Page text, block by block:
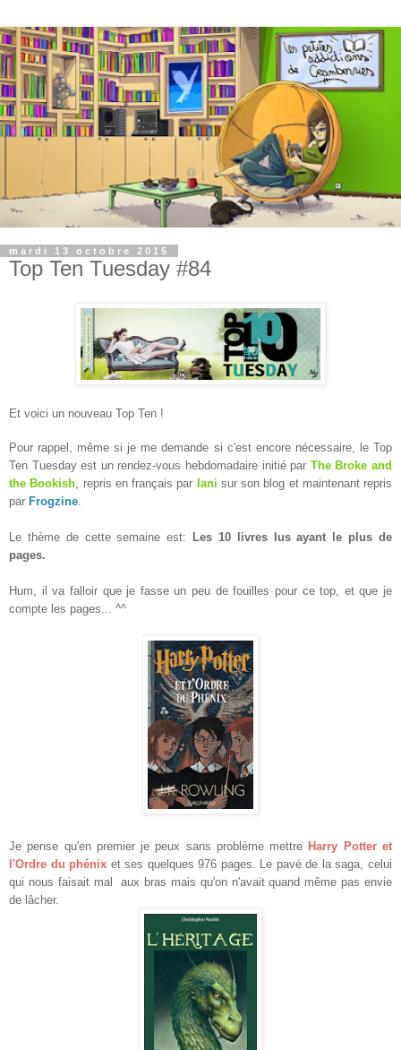
mardi 13 octobre 2015
Top Ten Tuesday #84
Et voici un nouveau Top Ten !
Pour rappel, même si je me demande si c'est encore nécessaire, le Top
Ten Tuesday est un rendez-vous hebdomadaire initié par The Broke and
the Bookish , repris en français par Iani sur son blog et maintenant repris
par Frogzine
Le thème de cette semaine est:
Les 10 livres lus ayant le plus de
pages.
Hum, il va falloir que je fasse un peu de fouilles pour ce top, et que je
compte les pages... ^^
Je pense qu'en premier je peux sans problème mettre Harry Potter et
l'Ordre du phénix et ses quelques 976 pages. Le pavé de la saga, celui
qui nous faisait mal aux bras mais qu'on n'avait quand même pas envie
de lâcher.